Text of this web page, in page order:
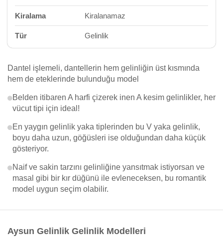
Kiralama Kiralanamaz
Tür Gelinlik
Dantel işlemeli, dantellerin hem gelinliğin üst kısmında
hem de eteklerinde bulunduğu model
Belden itibaren A harfi çizerek inen A kesim gelinlikler, her
vücut tipi için ideal!
En yaygın gelinlik yaka tiplerinden bu V yaka gelinlik,
boyu daha uzun, göğüsleri ise olduğundan daha küçük
gösteriyor.
Naif ve sakin tarzını gelinliğine yansıtmak istiyorsan ve
masal gibi bir kır düğünü ile evleneceksen, bu romantik
model uygun seçim olabilir.
Aysun Gelinlik Gelinlik Modelleri